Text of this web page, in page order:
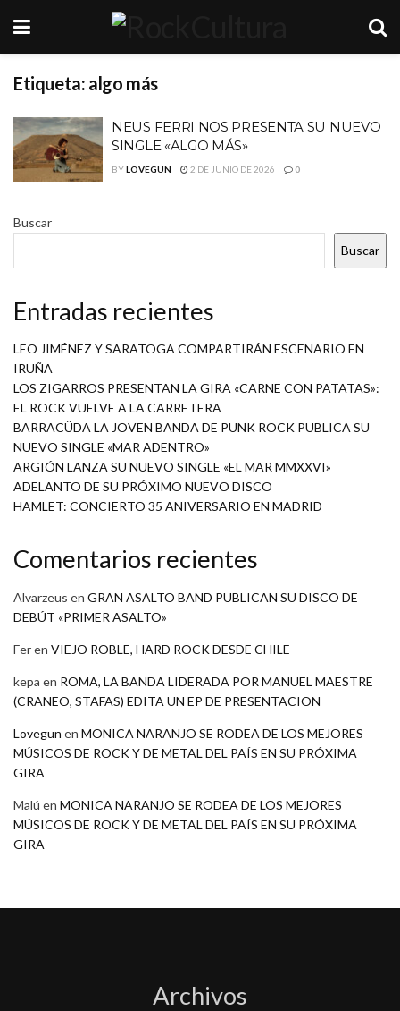
Etiqueta: algo más
NEUS FERRI NOS PRESENTA SU NUEVO
SINGLE «ALGO MÁS»
BYLOVEGUN 2 DE JUNIO DE 2026 0
Buscar
Buscar
Entradas recientes
LEO JIMÉNEZ Y SARATOGA COMPARTIRÁN ESCENARIO EN
IRUÑA
LOS ZIGARROS PRESENTAN LA GIRA «CARNE CON PATATAS»:
EL ROCK VUELVE A LA CARRETERA
BARRACÜDA LA JOVEN BANDA DE PUNK ROCK PUBLICA SU
NUEVO SINGLE «MAR ADENTRO»
ARGIÓN LANZA SU NUEVO SINGLE «EL MAR MMXXVI»
ADELANTO DE SU PRÓXIMO NUEVO DISCO
HAMLET: CONCIERTO 35 ANIVERSARIO EN MADRID
Comentarios recientes
Alvarzeus en GRAN ASALTO BAND PUBLICAN SU DISCO DE
DEBÚT «PRIMER ASALTO»
Feren VIEJO ROBLE, HARD ROCK DESDE CHILE
kepa en ROMA, LA BANDA LIDERADA POR MANUEL MAESTRE
(CRANEO, STAFAS) EDITA UN EP DE PRESENTACION
Lovegun en MONICA NARANJO SE RODEA DE LOS MEJORES
MÚSICOS DE ROCK Y DE METAL DEL PAÍS EN SU PRÓXIMA
GIRA
Malú en MONICA NARANJO SE RODEA DE LOS MEJORES
MÚSICOS DE ROCK Y DE METAL DEL PAÍS EN SU PRÓXIMA
GIRA
Archivos